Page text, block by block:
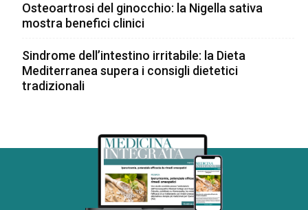
Osteoartrosi del ginocchio: la Nigella sativa
mostra benefici clinici
Sindrome dell’intestino irritabile: la Dieta
Mediterranea supera i consigli dietetici
tradizionali